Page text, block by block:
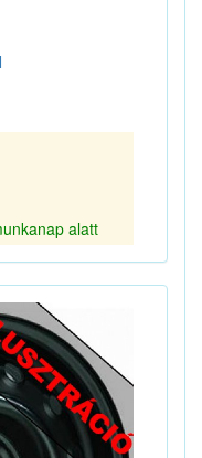
alatt